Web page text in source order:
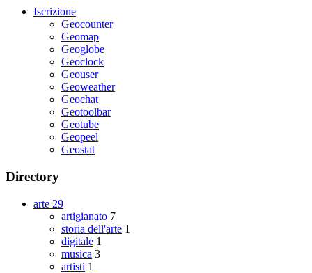
Iscrizione
Geocounter
Geomap
Geoglobe
Geoclock
Geouser
Geoweather
Geochat
Geotoolbar
Geotube
Geopeel
Geostat
Directory
arte 29
artigianato 7
storia dell'arte 1
digitale 1
musica 3
artisti 1